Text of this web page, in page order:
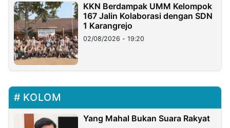
KKN Berdampak UMM Kelompok
167 Jalin Kolaborasi dengan SDN
1 Karangrejo
02/08/2026 - 19:20
KOLOM
Yang Mahal Bukan Suara Rakyat